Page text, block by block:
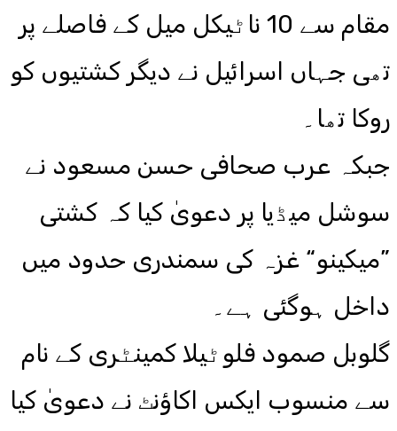
مقام سے 10 ناٹیکل میل کے فاصلے پر
تھی جہاں اسرائیل نے دیگر کشتیوں کو
روکا تھا۔
جبکہ عرب صحافی حسن مسعود نے
سوشل میڈیا پر دعویٰ کیا کہ کشتی
”میکینو“ غزہ کی سمندری حدود میں
داخل ہوگئی ہے۔
گلوبل صمود فلوٹیلا کمینٹری کے نام
سے منسوب ایکس اکاؤنٹ نے دعویٰ کیا